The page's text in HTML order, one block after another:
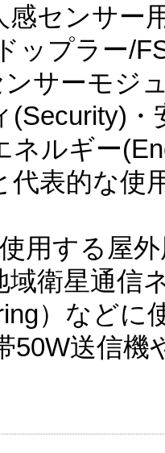
感センサー
ップラー/
ンサーモジ
(Security)・
ネルギー
代表的な使
用する屋
域衛星通信
）などに
50W送信機